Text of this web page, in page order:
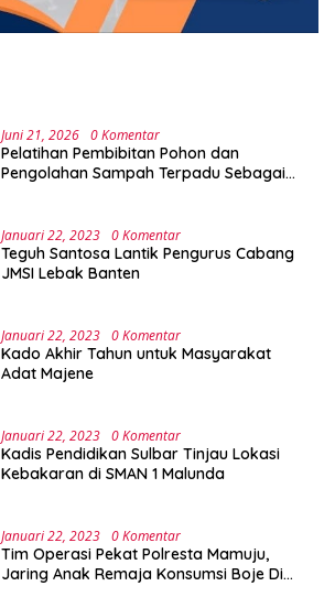
Juni 21, 2026 0 Komentar
Pelatihan Pembibitan Pohon dan
Pengolahan Sampah Terpadu Sebagai
Januari 22, 2023 0 Komentar
Teguh Santosa Lantik Pengurus Cabang
JMSI Lebak Banten
Januari 22, 2023 0 Komentar
Kado Akhir Tahun untuk Masyarakat
Adat Majene
Januari 22, 2023 0 Komentar
Kadis Pendidikan Sulbar Tinjau Lokasi
Kebakaran di SMAN 1 Malunda
Januari 22, 2023 0 Komentar
Tim Operasi Pekat Polresta Mamuju,
Jaring Anak Remaja Konsumsi Boje Di